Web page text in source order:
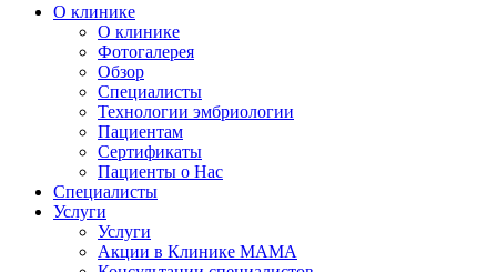
О клинике
О клинике
Фотогалерея
Обзор
Специалисты
Технологии эмбриологии
Пациентам
Сертификаты
Пациенты о Нас
Специалисты
Услуги
Услуги
Акции в Клинике МАМА